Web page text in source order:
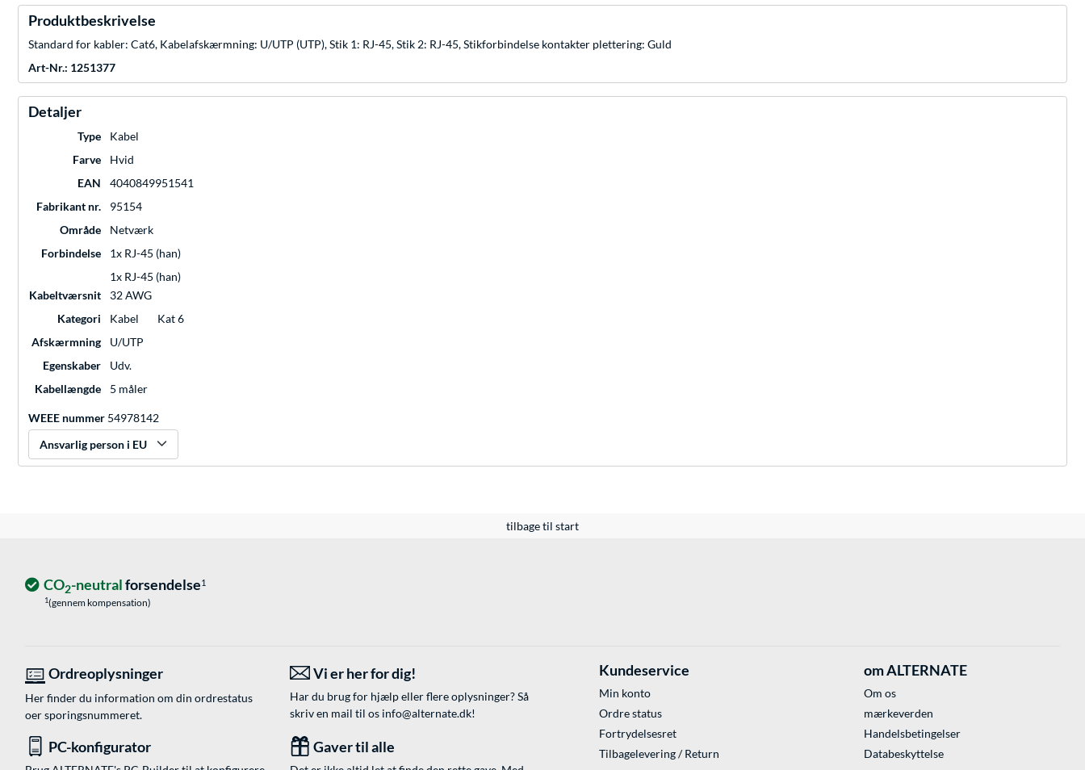
Produktbeskrivelse
Standard for kabler: Cat6, Kabelafskærmning: U/UTP (UTP), Stik 1: RJ-45, Stik 2: RJ-45, Stikforbindelse kontakter plettering: Guld
Art-Nr.: 1251377
Detaljer
Type
Kabel
Farve
Hvid
EAN
4040849951541
Fabrikant nr.
95154
Område
Netværk
Forbindelse
1x RJ-45 (han)
1x RJ-45 (han)
Kabeltværsnit
32 AWG
Kategori
Kabel
Kat 6
Afskærmning
U/UTP
Egenskaber
Udv.
Kabellængde
5 måler
WEEE nummer 54978142
Ansvarlig person i EU
tilbage til start
CO2-neutralforsendelse1
1(gennem kompensation)
Ordreoplysninger
Her finder du information om din ordrestatus
oer sporingsnummeret.
Vi er her for dig!
Har du brug for hjælp eller flere oplysninger? Så
skriv en mail til os info@alternate.dk!
PC-konfigurator Gaver til alle
Kundeservice
Min konto
Ordre status
Fortrydelsesret
Tilbagelevering / Return
om ALTERNATE
Om os
mærkeverden
Handelsbetingelser
Databeskyttelse